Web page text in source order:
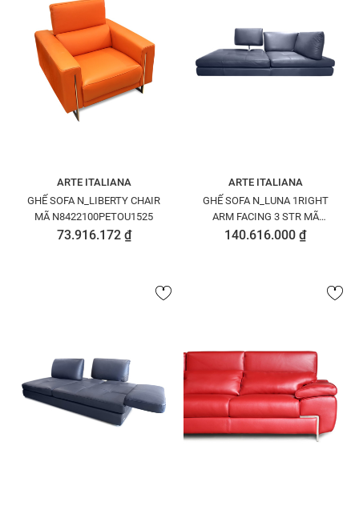
ARTE ITALIANA
GHẾ SOFA N_LIBERTY CHAIR
MÃ N8422100PETOU1525
73.916.172 ₫
ARTE ITALIANA
GHẾ SOFA N_LUNA 1RIGHT
ARM FACING 3 STR MÃ
N8259310 PEDAL1520
140.616.000 ₫